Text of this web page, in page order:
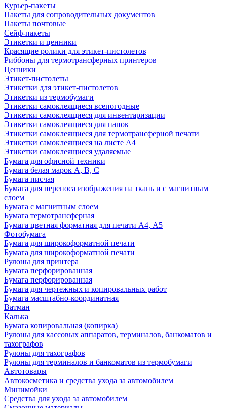
Курьер-пакеты
Пакеты для сопроводительных документов
Пакеты почтовые
Сейф-пакеты
Этикетки и ценники
Красящие ролики для этикет-пистолетов
Риббоны для термотрансферных принтеров
Ценники
Этикет-пистолеты
Этикетки для этикет-пистолетов
Этикетки из термобумаги
Этикетки самоклеящиеся всепогодные
Этикетки самоклеящиеся для инвентаризации
Этикетки самоклеящиеся для папок
Этикетки самоклеящиеся для термотрансферной печати
Этикетки самоклеящиеся на листе А4
Этикетки самоклеящиеся удаляемые
Бумага для офисной техники
Бумага белая марок А, В, С
Бумага писчая
Бумага для переноса изображения на ткань и с магнитным
слоем
Бумага с магнитным слоем
Бумага термотрансферная
Бумага цветная форматная для печати А4, А5
Фотобумага
Бумага для широкоформатной печати
Бумага для широкоформатной печати
Рулоны для принтера
Бумага перфорированная
Бумага перфорированная
Бумага для чертежных и копировальных работ
Бумага масштабно-координатная
Ватман
Калька
Бумага копировальная (копирка)
Рулоны для кассовых аппаратов, терминалов, банкоматов и
тахографов
Рулоны для тахографов
Рулоны для терминалов и банкоматов из термобумаги
Автотовары
Автокосметика и средства ухода за автомобилем
Минимойки
Средства для ухода за автомобилем